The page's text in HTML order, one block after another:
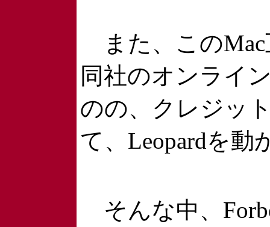
また、このMac
同社のオンライ
のの、クレジッ
て、Leopardを
そんな中、